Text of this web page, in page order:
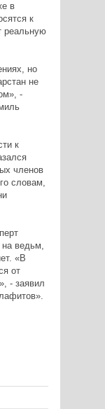
в
к
реальную
но
не
-
к
членов
словам,
на ведьм,
«В
от
- заявил